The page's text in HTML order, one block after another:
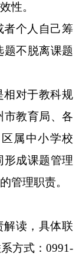
性。
者个人自己筹
题不脱离课题
相对于教科规
市教育局、各
属中小学校
形成课题管理
管理职责。
读，具体联
方式： 0991-